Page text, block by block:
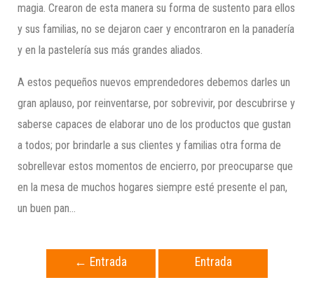
magia. Crearon de esta manera su forma de sustento para ellos
y sus familias, no se dejaron caer y encontraron en la panadería
y en la pastelería sus más grandes aliados.
A estos pequeños nuevos emprendedores debemos darles un
gran aplauso, por reinventarse, por sobrevivir, por descubrirse y
saberse capaces de elaborar uno de los productos que gustan
a todos; por brindarle a sus clientes y familias otra forma de
sobrellevar estos momentos de encierro, por preocuparse que
en la mesa de muchos hogares siempre esté presente el pan,
un buen pan…
← Entrada
Entrada